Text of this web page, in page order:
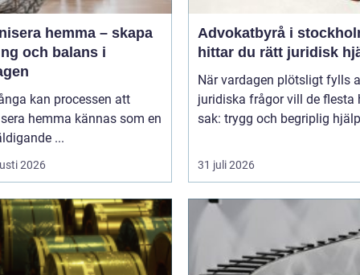
hemma – skapa
och balans i
kan processen att
hemma kännas som en
...
2026
Advokatbyrå i stockholm
hittar du rätt juridisk
När vardagen plötsligt fylls
juridiska frågor vill de flesta
sak: trygg och begriplig
31 juli 2026